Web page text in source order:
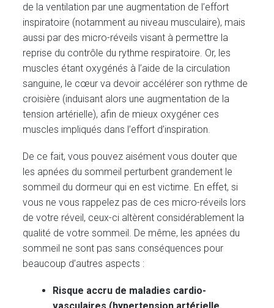
de la ventilation par une augmentation de l’effort
inspiratoire (notamment au niveau musculaire), mais
aussi par des micro-réveils visant à permettre la
reprise du contrôle du rythme respiratoire. Or, les
muscles étant oxygénés à l’aide de la circulation
sanguine, le cœur va devoir accélérer son rythme de
croisière (induisant alors une augmentation de la
tension artérielle), afin de mieux oxygéner ces
muscles impliqués dans l’effort d’inspiration.
De ce fait, vous pouvez aisément vous douter que
les apnées du sommeil perturbent grandement le
sommeil du dormeur qui en est victime. En effet, si
vous ne vous rappelez pas de ces micro-réveils lors
de votre réveil, ceux-ci altèrent considérablement la
qualité de votre sommeil. De même, les apnées du
sommeil ne sont pas sans conséquences pour
beaucoup d’autres aspects :
Risque accru de maladies cardio-